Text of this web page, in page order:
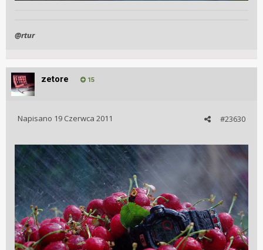
@rtur
zetore 15
#23630
Napisano 19 Czerwca 2011